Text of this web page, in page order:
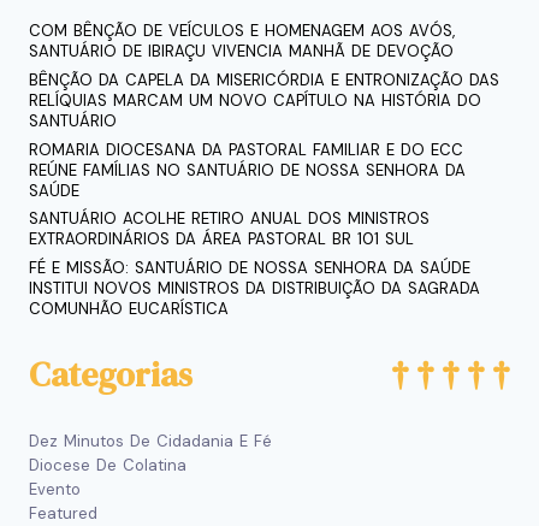
COM BÊNÇÃO DE VEÍCULOS E HOMENAGEM AOS AVÓS,
SANTUÁRIO DE IBIRAÇU VIVENCIA MANHÃ DE DEVOÇÃO
BÊNÇÃO DA CAPELA DA MISERICÓRDIA E ENTRONIZAÇÃO DAS
RELÍQUIAS MARCAM UM NOVO CAPÍTULO NA HISTÓRIA DO
SANTUÁRIO
ROMARIA DIOCESANA DA PASTORAL FAMILIAR E DO ECC
REÚNE FAMÍLIAS NO SANTUÁRIO DE NOSSA SENHORA DA
SAÚDE
SANTUÁRIO ACOLHE RETIRO ANUAL DOS MINISTROS
EXTRAORDINÁRIOS DA ÁREA PASTORAL BR 101 SUL
FÉ E MISSÃO: SANTUÁRIO DE NOSSA SENHORA DA SAÚDE
INSTITUI NOVOS MINISTROS DA DISTRIBUIÇÃO DA SAGRADA
COMUNHÃO EUCARÍSTICA
Categorias
Dez Minutos De Cidadania E Fé
Diocese De Colatina
Evento
Featured